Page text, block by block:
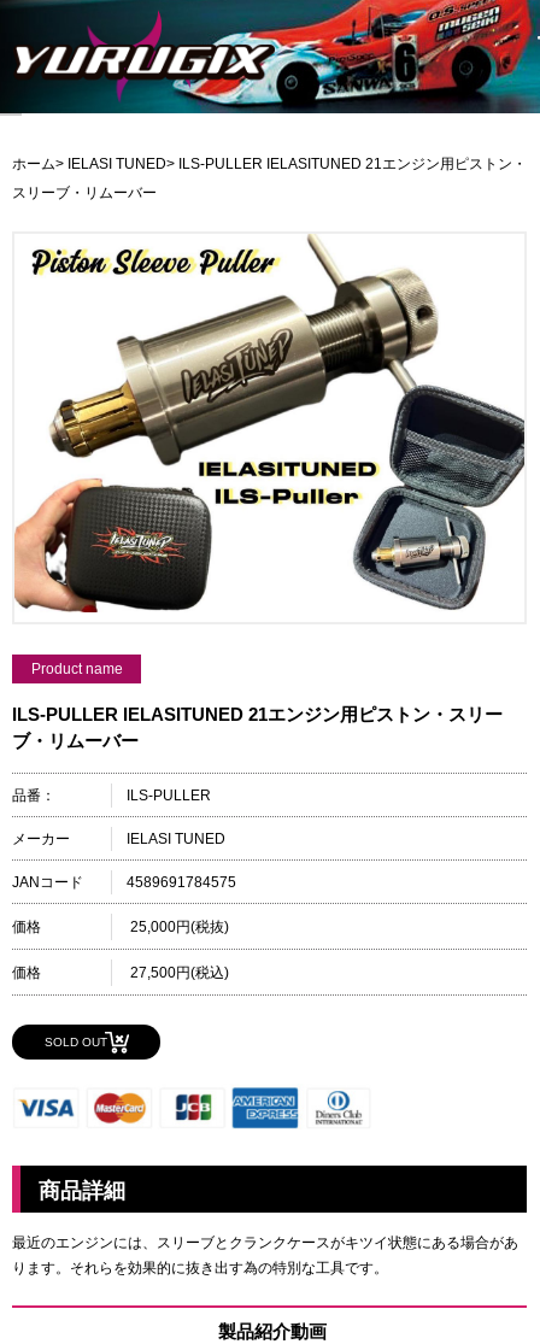
ホーム> IELASI TUNED> ILS-PULLER IELASITUNED 21エンジン用ピストン・
スリーブ・リムーバー
Product name
ILS-PULLER IELASITUNED 21エンジン用ピストン・スリー
ブ・リムーバー
品番： ILS-PULLER
メーカー IELASI TUNED
JANコード 4589691784575
価格 25,000円(税抜)
価格 27,500円(税込)
SOLD OUT
商品詳細
最近のエンジンには、スリーブとクランクケースがキツイ状態にある場合があ
ります。それらを効果的に抜き出す為の特別な工具です。
製品紹介動画